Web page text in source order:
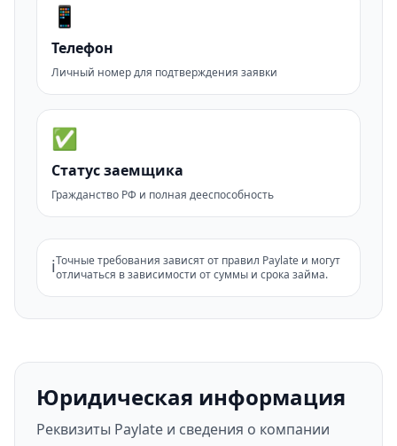
📱
Телефон
Личный номер для подтверждения заявки
✅
Статус заемщика
Гражданство РФ и полная дееспособность
ℹ️Точные требования зависят от правил Paylate и могут
отличаться в зависимости от суммы и срока займа.
Юридическая информация
Реквизиты Paylate и сведения о компании